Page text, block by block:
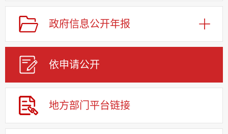
政府信息公开年报
依申请公开
地方部门平台链接